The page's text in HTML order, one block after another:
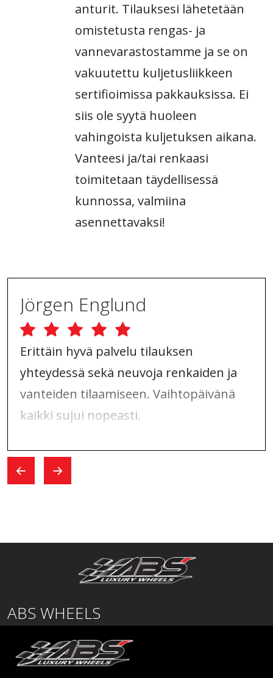
anturit. Tilauksesi lähetetään
omistetusta rengas- ja
vannevarastostamme ja se on
vakuutettu kuljetusliikkeen
sertifioimissa pakkauksissa. Ei
siis ole syytä huoleen
vahingoista kuljetuksen aikana.
Vanteesi ja/tai renkaasi
toimitetaan täydellisessä
kunnossa, valmiina
asennettavaksi!
Jörgen Englund
Erittäin hyvä palvelu tilauksen
yhteydessä sekä neuvoja renkaiden ja
vanteiden tilaamiseen. Vaihtopäivänä
kaikki sujui nopeasti.
ABS WHEELS
01530 Vantaa
SUOMI